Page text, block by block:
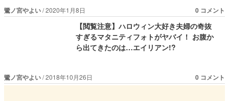
鷺ノ宮やよい 2020年1月8日 0 コメント
【閲覧注意】ハロウィン大好き夫婦の奇抜
すぎるマタニティフォトがヤバイ！ お腹か
ら出てきたのは…エイリアン!?
鷺ノ宮やよい 2018年10月26日 0 コメント